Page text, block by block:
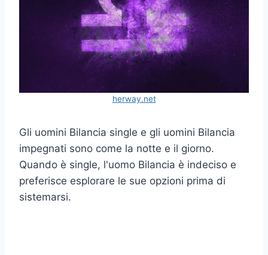
herway.net
Gli uomini Bilancia single e gli uomini Bilancia
impegnati sono come la notte e il giorno.
Quando è single, l'uomo Bilancia è indeciso e
preferisce esplorare le sue opzioni prima di
sistemarsi.